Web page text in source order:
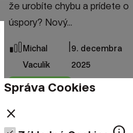
že urobíte chybu a prídete o
úspory? Nový...
Michal
Vaculík
9. decembra
2025
Webináre
Webinár: Otázky a
odpovede so
Správa Cookies
close